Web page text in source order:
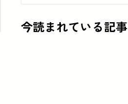
今読まれている記事